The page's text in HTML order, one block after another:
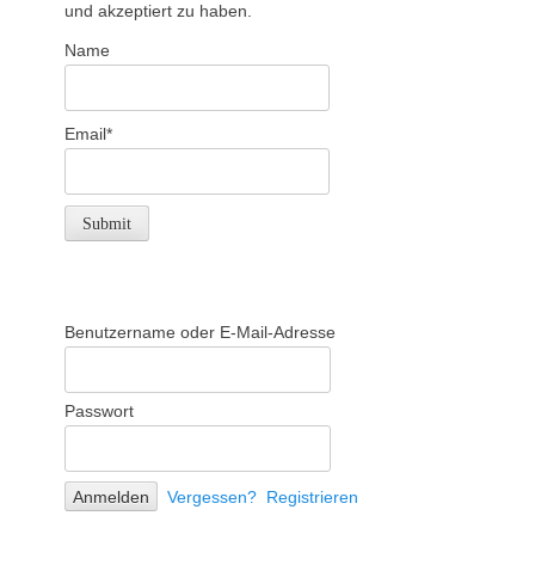
und akzeptiert zu haben.
Name
Email*
Benutzername oder E-Mail-Adresse
Passwort
Vergessen? Registrieren